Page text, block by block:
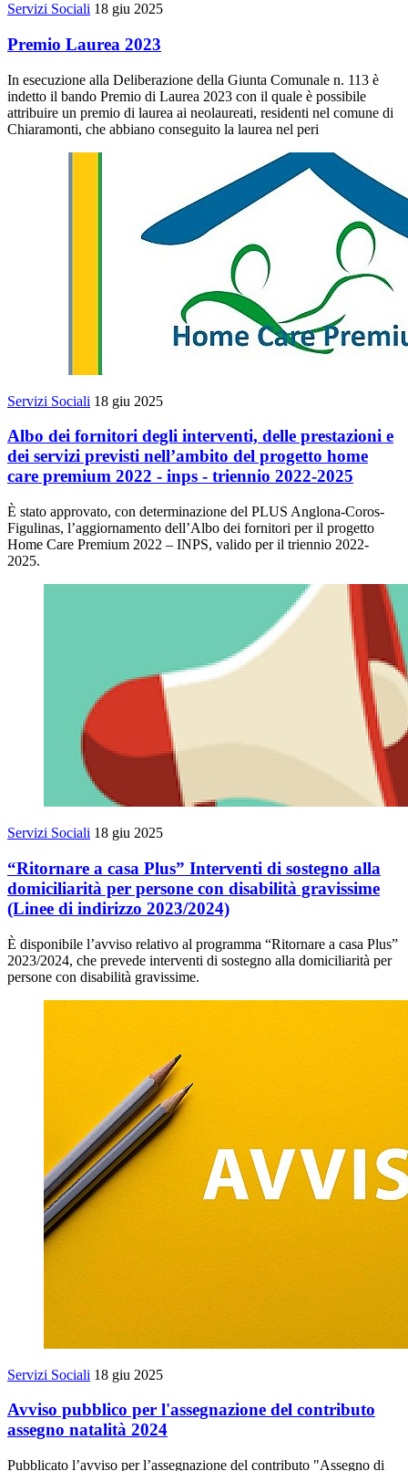
Servizi Sociali 18 giu 2025
Premio Laurea 2023
In esecuzione alla Deliberazione della Giunta Comunale n. 113 è
indetto il bando Premio di Laurea 2023 con il quale è possibile
attribuire un premio di laurea ai neolaureati, residenti nel comune di
Chiaramonti, che abbiano conseguito la laurea nel peri
Servizi Sociali 18 giu 2025
Albo dei fornitori degli interventi, delle prestazioni e
dei servizi previsti nell’ambito del progetto home
care premium 2022 - inps - triennio 2022-2025
È stato approvato, con determinazione del PLUS Anglona-Coros-
Figulinas, l’aggiornamento dell’Albo dei fornitori per il progetto
Home Care Premium 2022 – INPS, valido per il triennio 2022-
2025.
Servizi Sociali 18 giu 2025
“Ritornare a casa Plus” Interventi di sostegno alla
domiciliarità per persone con disabilità gravissime
(Linee di indirizzo 2023/2024)
È disponibile l’avviso relativo al programma “Ritornare a casa Plus”
2023/2024, che prevede interventi di sostegno alla domiciliarità per
persone con disabilità gravissime.
Servizi Sociali 18 giu 2025
Avviso pubblico per l'assegnazione del contributo
assegno natalità 2024
Pubblicato l’avviso per l’assegnazione del contributo "Assegno di